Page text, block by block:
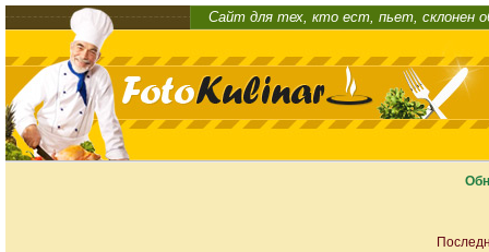
Сайт для тех, кто ест, пьет, склонен